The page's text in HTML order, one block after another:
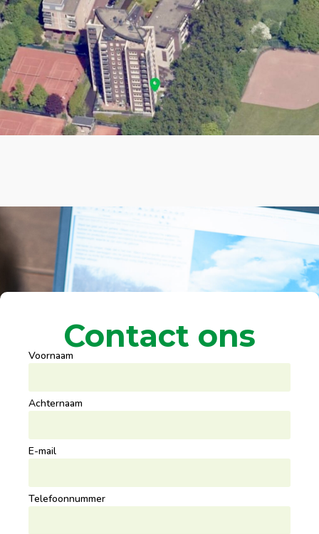
Contact ons
Voornaam
Achternaam
E-mail
Telefoonnummer